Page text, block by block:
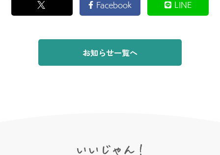
Facebook LINE
お知らせ一覧へ